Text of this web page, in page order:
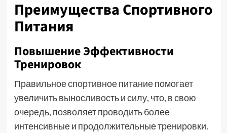
Преимущества Спортивного
Питания
Повышение Эффективности
Тренировок
Правильное спортивное питание помогает
увеличить выносливость и силу, что, в свою
очередь, позволяет проводить более
интенсивные и продолжительные тренировки.